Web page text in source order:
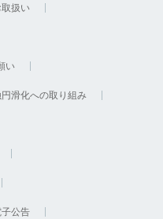
扱い
い
滑化への取り組み
子公告